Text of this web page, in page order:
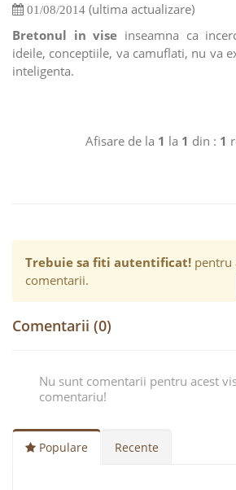
01/08/2014 (ultima actualizare)
Bretonul in vise inseamna ca
ideile, conceptiile, va camuflati, nu va
inteligenta.
Afisare de la 1 la 1 din : 1
Trebuie sa fiti autentificat! pentru
comentarii.
Comentarii (0)
Nu sunt comentarii pentru acest
comentariu!
Populare Recente